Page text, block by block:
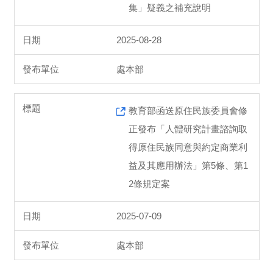
集」疑義之補充說明
2025-08-28
處本部
教育部函送原住民族委員會修
正發布「人體研究計畫諮詢取
得原住民族同意與約定商業利
益及其應用辦法」第5條、第1
2條規定案
2025-07-09
處本部